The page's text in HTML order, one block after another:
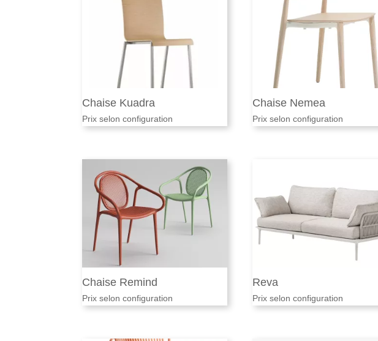
Chaise Kuadra
Prix selon configuration
Chaise Nemea
Prix selon configuration
Chaise Remind
Prix selon configuration
Reva
Prix selon configuration